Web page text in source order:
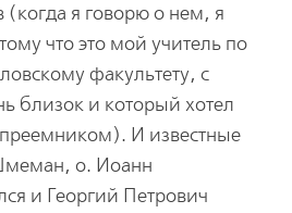
(когда я говорю о нем, я
что это мой учитель по
факультету, с
близок и который хотел
И известные
о. Иоанн
и Георгий Петрович